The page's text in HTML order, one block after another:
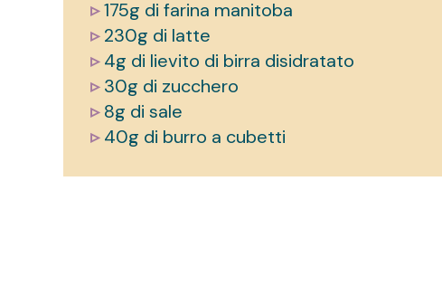
▹175g di farina manitoba
▹230g di latte
▹4g di lievito di birra disidratato
▹30g di zucchero
▹8g di sale
▹40g di burro a cubetti